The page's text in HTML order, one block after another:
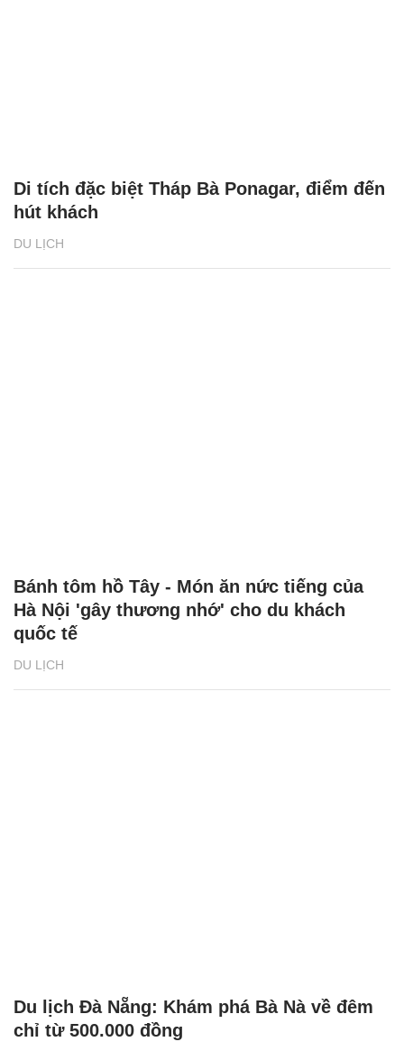
DU LỊCH
Di tích đặc biệt Tháp Bà Ponagar, điểm đến
hút khách
DU LỊCH
Bánh tôm hồ Tây - Món ăn nức tiếng của
Hà Nội 'gây thương nhớ' cho du khách
quốc tế
Du lịch Đà Nẵng: Khám phá Bà Nà về đêm
chỉ từ 500.000 đồng